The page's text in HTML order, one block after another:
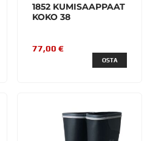
1852 KUMISAAPPAAT
KOKO 38
77,00 €
OSTA